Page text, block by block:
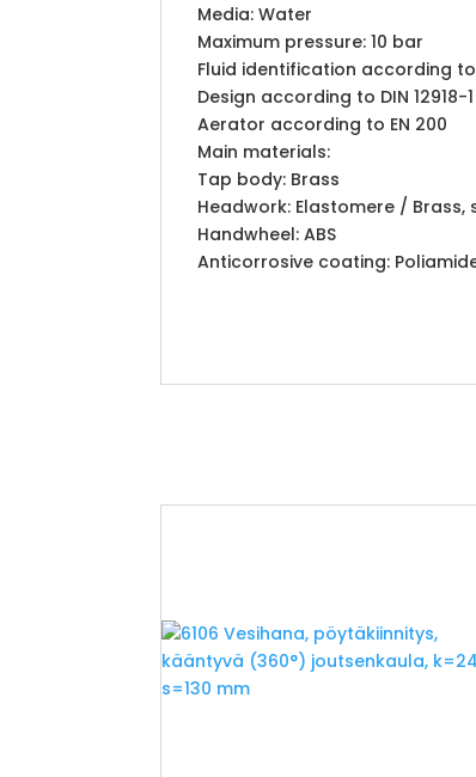
Media: Water
Maximum pressure: 10 bar
Fluid identification according to
Design according to DIN 12918-1
Aerator according to EN 200
Main materials:
Tap body: Brass
Headwork: Elastomere /
Handwheel: ABS
Anticorrosive coating: